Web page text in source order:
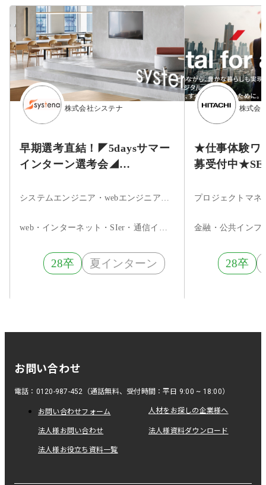
株式会社システナ
早期選考直結！◤5daysサマー
インターン選考会◢
9/2(水)開催分】
システムエンジニア・webエンジニア・フロントエンドエンジニア・サーバーサイドエンジニア・インフラエンジニア・ネットワークエンジニア・サーバエンジニア・セキュリティエンジニア・データベースエンジニア・組込・制御エンジニア・アプリケーションエンジニア・iOSエンジニア・Androidエンジニア・ネイティブアプリエンジニア・その他・まだ決まっていない
web・インターネット・SIer・通信インフラ
28卒 夏インターン
株式会
★仕事体験ワ
募受付中★SE
金融・公共インフ
28卒
お問い合わせ
電話：0120-987-452（通話無料、受付時間：平日 9:00 ~ 18:00）
お問い合わせフォーム 人材をお探しの企業様へ
法人様お問い合わせ 法人様資料ダウンロード
法人様お役立ち資料一覧